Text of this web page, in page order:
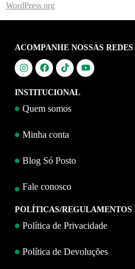
WordPress.org
ACOMPANHE NOSSAS REDES
INSTITUCIONAL
Quem somos
Minha conta
Blog Só Posto
Fale conosco
POLÍTICAS/REGULAMENTOS
Política de Privacidade
Política de Devoluções